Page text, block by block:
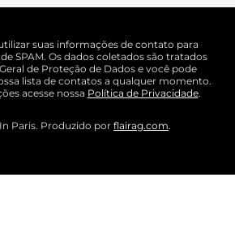
suas informações de contato para
SPAM. Os dados coletados são tratados
de Proteção de Dados e você pode
lista de contatos a qualquer momento.
acesse nossa Política de Privacidade.
Paris. Produzido por flairag.com.